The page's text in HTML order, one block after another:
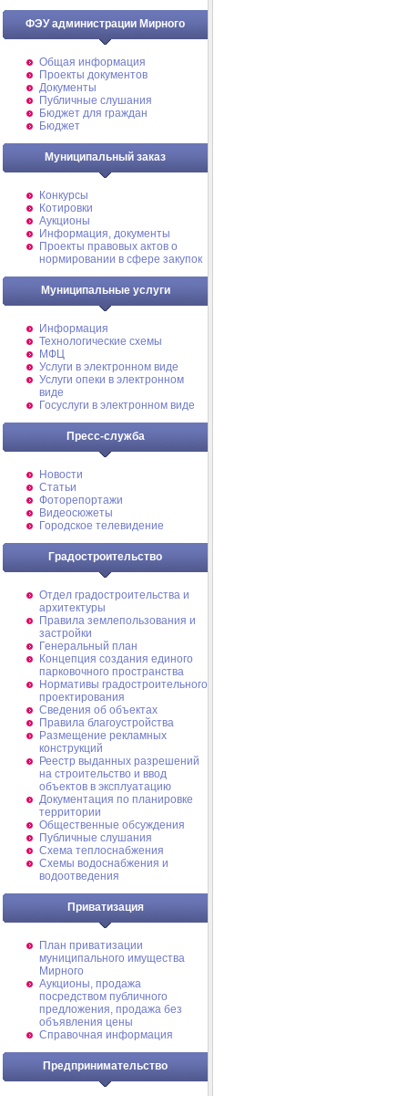
ФЭУ администрации Мирного
Общая информация
Проекты документов
Документы
Публичные слушания
Бюджет для граждан
Бюджет
Муниципальный заказ
Конкурсы
Котировки
Аукционы
Информация, документы
Проекты правовых актов о
нормировании в сфере закупок
Муниципальные услуги
Информация
Технологические схемы
МФЦ
Услуги в электронном виде
Услуги опеки в электронном
виде
Госуслуги в электронном виде
Пресс-служба
Новости
Статьи
Фоторепортажи
Видеосюжеты
Городское телевидение
Градостроительство
Отдел градостроительства и
архитектуры
Правила землепользования и
застройки
Генеральный план
Концепция создания единого
парковочного пространства
Нормативы градостроительного
проектирования
Сведения об объектах
Правила благоустройства
Размещение рекламных
конструкций
Реестр выданных разрешений
на строительство и ввод
объектов в эксплуатацию
Документация по планировке
территории
Общественные обсуждения
Публичные слушания
Схема теплоснабжения
Схемы водоснабжения и
водоотведения
Приватизация
План приватизации
муниципального имущества
Мирного
Аукционы, продажа
посредством публичного
предложения, продажа без
объявления цены
Справочная информация
Предпринимательство